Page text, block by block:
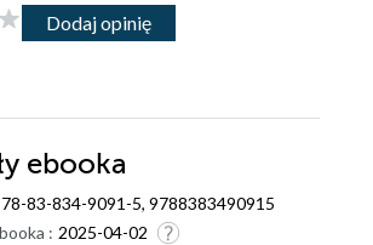
Dodaj opinię
ebooka
83-834-9091-5, 9788383490915
: 2025-04-02